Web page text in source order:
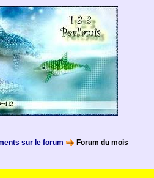
sur le forum Forum du mois